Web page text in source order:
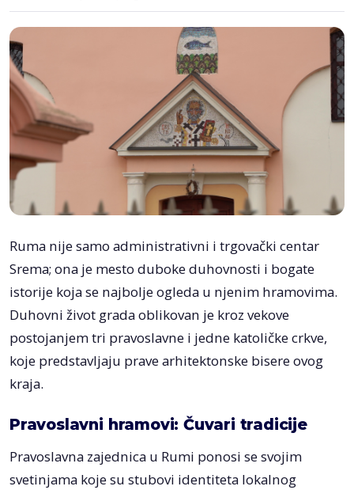
Ruma nije samo administrativni i trgovački centar
Srema; ona je mesto duboke duhovnosti i bogate
istorije koja se najbolje ogleda u njenim hramovima.
Duhovni život grada oblikovan je kroz vekove
postojanjem tri pravoslavne i jedne katoličke crkve,
koje predstavljaju prave arhitektonske bisere ovog
kraja.
Pravoslavni hramovi: Čuvari tradicije
Pravoslavna zajednica u Rumi ponosi se svojim
svetinjama koje su stubovi identiteta lokalnog